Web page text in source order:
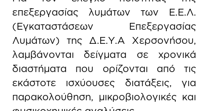
επεξεργασίας λυμάτων των Ε.Ε.Λ.
(Εγκαταστάσεων Επεξεργασίας
Λυμάτων) της Δ.Ε.Υ.Α Χερσονήσου,
λαμβάνονται δείγματα σε χρονικά
διαστήματα που ορίζονται από τις
εκάστοτε ισχύουσες διατάξεις, για
παρακολούθηση, μικροβιολογικές και